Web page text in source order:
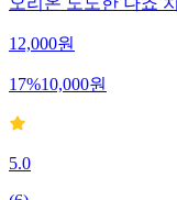
오리온 도도한 나쵸
12,000원
17%10,000원
5.0